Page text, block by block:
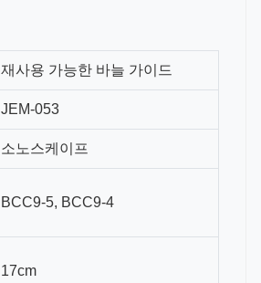
재사용 가능한 바늘 가이드
JEM-053
소노스케이프
BCC9-5, BCC9-4
17cm